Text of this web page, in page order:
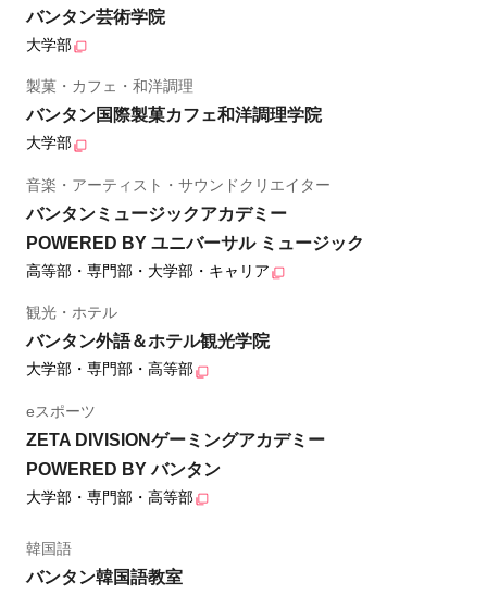
バンタン芸術学院
大学部
製菓・カフェ・和洋調理
バンタン国際製菓カフェ和洋調理学院
大学部
音楽・アーティスト・サウンドクリエイター
バンタンミュージックアカデミー
POWERED BY ユニバーサル ミュージック
高等部・専門部・大学部・キャリア
観光・ホテル
バンタン外語＆ホテル観光学院
大学部・専門部・高等部
eスポーツ
ZETA DIVISIONゲーミングアカデミー
POWERED BY バンタン
大学部・専門部・高等部
韓国語
バンタン韓国語教室